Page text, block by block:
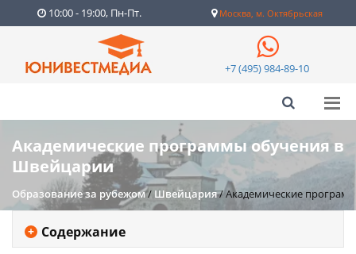
10:00 - 19:00, Пн-Пт. Москва, м. Октябрьская
+7 (495) 984-89-10
Академические программы обучения в
Швейцарии
Образование за рубежом/ Швейцария/Академические
Содержание